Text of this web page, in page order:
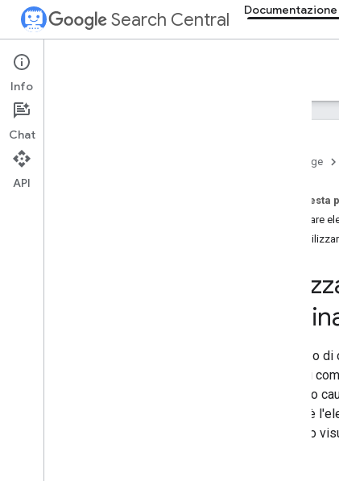
Search Central Documentazione
Documentation
Concetti fondamentali della SEO
Home page
Su questa
Utilizzare
Non
L'utilizzo
cerca di
possono
pagina è
vengono
Info
Chat
API